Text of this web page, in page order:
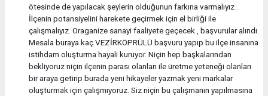
ötesinde de yapılacak şeylerin olduğunun farkına varmalıyız .
İlçenin potansiyelini harekete geçirmek için el birliği ile
çalışmalıyız. Oraganize sanayi faaliyete geçecek , başvurular alındı.
Mesala buraya kaç VEZİRKÖPRÜLÜ başvuru yapıp bu ilçe insanına
istihdam oluşturma hayali kuruyor. Niçin hep başkalarından
bekliyoruz niçin ilçenin parası olanları ile üretme yeteneği olanları
bir araya getirip burada yeni hikayeler yazmak yeni markalar
oluşturmak için çalışmıyoruz. Siz niçin bu çalışmanın yapılmasına